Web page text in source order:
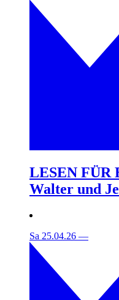
LESEN FÜR
Walter und
Sa 25.04.26 —